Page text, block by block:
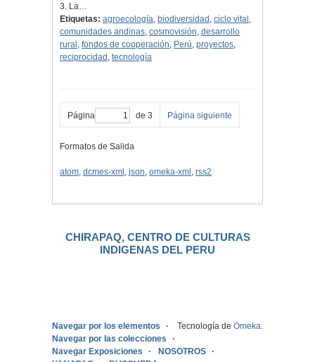
3. La…
Etiquetas: agroecología, biodiversidad , ciclo vital ,
comunidades andinas, cosmovisión, desarrollo
rural , fondos de cooperación, Perú, proyectos,
reciprocidad , tecnología
Página de 3 Página siguiente
Formatos de Salida
atom, dcmes-xml , json, omeka-xml , rss2
CHIRAPAQ, CENTRO DE CULTURAS
INDIGENAS DEL PERU
Navegar por los elementos
Navegar por las colecciones
Navegar Exposiciones
NOSOTROS
Tecnología de Omeka.